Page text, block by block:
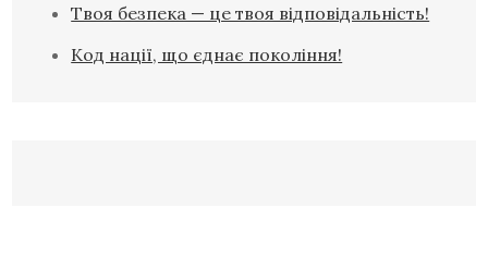
Твоя безпека — це твоя відповідальність!
Код нації, що єднає покоління!